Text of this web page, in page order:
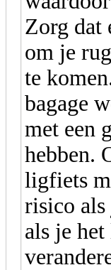
Zorg dat
om je
te
bagage
met een
hebben.
ligfiets
risico
als je